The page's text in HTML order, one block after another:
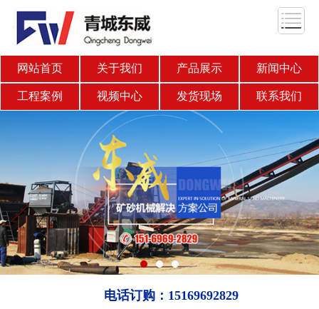
网站首页 关于我们 产品展示 新闻中心
工程案例 视频中心 发货现场 联系我们
电话订购：15169692829